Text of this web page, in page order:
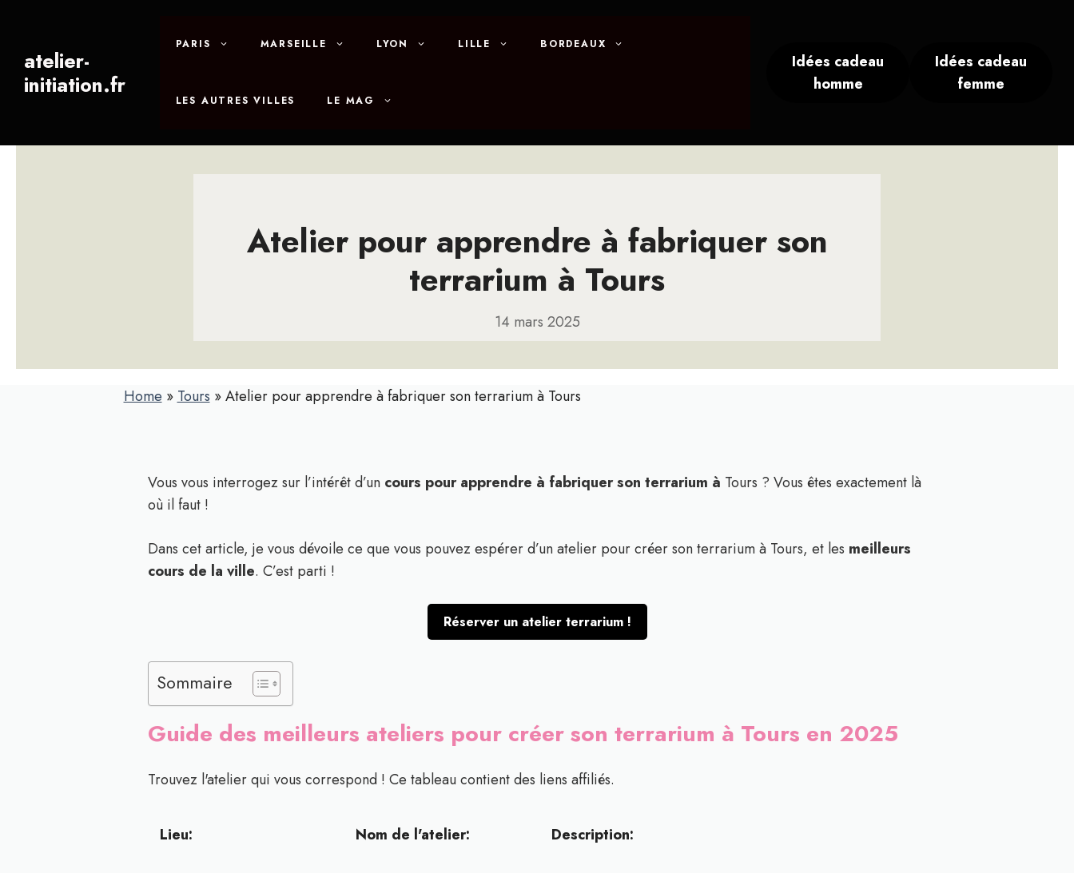
contenuatelier-
initiation.fr
PARIS MARSEILLE LYON LILLE BORDEAUX
LES AUTRES VILLES LE MAG
Idées cadeau
homme
Idées cadeau
femme
Atelier pour apprendre à fabriquer son
terrarium à Tours
14 mars 2025
Home » Tours »Atelier pour apprendre à fabriquer son terrarium à Tours
Vous vous interrogez sur l’intérêt d’un cours pour apprendre à fabriquer son terrarium à Tours ? Vous êtes exactement là
où il faut !
Dans cet article, je vous dévoile ce que vous pouvez espérer d’un atelier pour créer son terrarium à Tours, et les meilleurs
cours de la ville. C’est parti !
Réserver un atelier terrarium !
Sommaire
Guide des meilleurs ateliers pour créer son terrarium à Tours en 2025
Trouvez l'atelier qui vous correspond ! Ce tableau contient des liens affiliés.
Lieu: Nom de l'atelier: Description: